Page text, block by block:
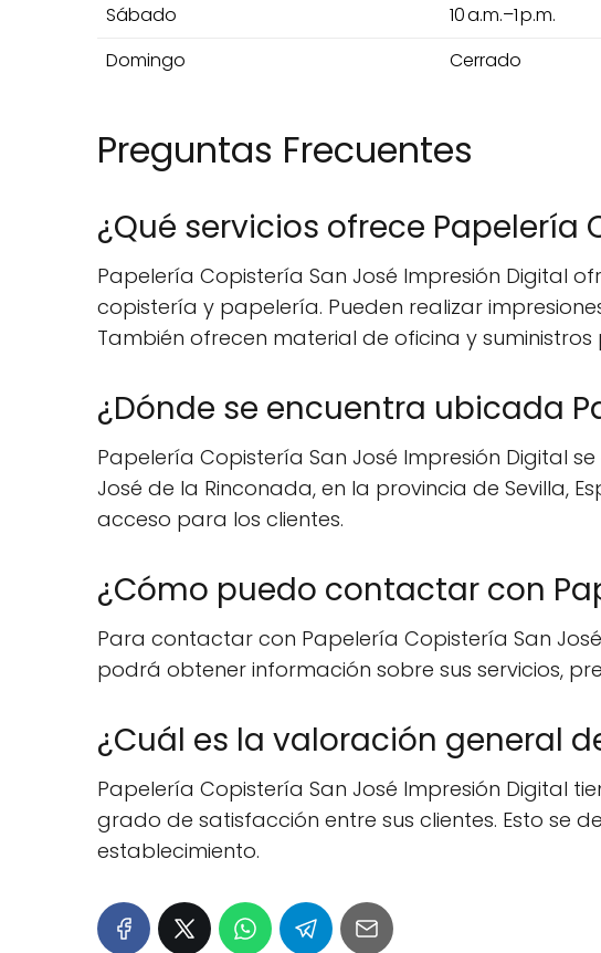
Sábado
10 a.m.–1 p.m.
Domingo
Cerrado
Preguntas Frecuentes
¿Qué servicios ofrece
Papelería Copistería San José Impresión Digital
copistería y papelería. Pueden realizar
También ofrecen material de oficina y suministros
¿Dónde se encuentra ubicada
Papelería Copistería San José Impresión Digital
José de la Rinconada, en la provincia de Sevilla,
acceso para los clientes.
¿Cómo puedo contactar con
Para contactar con Papelería Copistería San
podrá obtener información sobre sus servicios,
¿Cuál es la valoración general
Papelería Copistería San José Impresión Digital
grado de satisfacción entre sus clientes. Esto se
establecimiento.